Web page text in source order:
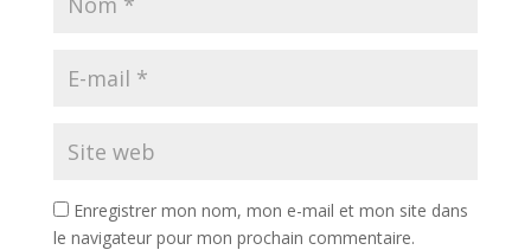
Enregistrer mon nom, mon e-mail et mon site dans
le navigateur pour mon prochain commentaire.